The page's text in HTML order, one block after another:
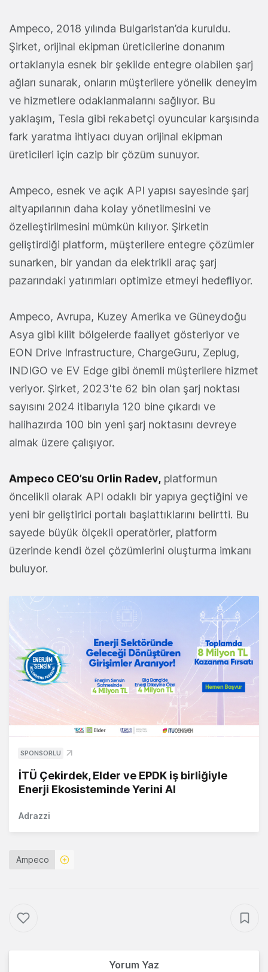
Ampeco, 2018 yılında Bulgaristan’da kuruldu.
Şirket, orijinal ekipman üreticilerine donanım
ortaklarıyla esnek bir şekilde entegre olabilen şarj
ağları sunarak, onların müşterilere yönelik deneyim
ve hizmetlere odaklanmalarını sağlıyor. Bu
yaklaşım, Tesla gibi rekabetçi oyuncular karşısında
fark yaratma ihtiyacı duyan orijinal ekipman
üreticileri için cazip bir çözüm sunuyor.
Ampeco, esnek ve açık API yapısı sayesinde şarj
altyapılarının daha kolay yönetilmesini ve
özelleştirilmesini mümkün kılıyor. Şirketin
geliştirdiği platform, müşterilere entegre çözümler
sunarken, bir yandan da elektrikli araç şarj
pazarındaki yatırımları optimize etmeyi hedefliyor.
Ampeco, Avrupa, Kuzey Amerika ve Güneydoğu
Asya gibi kilit bölgelerde faaliyet gösteriyor ve
EON Drive Infrastructure, ChargeGuru, Zeplug,
INDIGO ve EV Edge gibi önemli müşterilere hizmet
veriyor. Şirket, 2023'te 62 bin olan şarj noktası
sayısını 2024 itibarıyla 120 bine çıkardı ve
halihazırda 100 bin yeni şarj noktasını devreye
almak üzere çalışıyor.
Ampeco CEO’su Orlin Radev, platformun
öncelikli olarak API odaklı bir yapıya geçtiğini ve
yeni bir geliştirici portalı başlattıklarını belirtti. Bu
sayede büyük ölçekli operatörler, platform
üzerinde kendi özel çözümlerini oluşturma imkanı
buluyor.
SPONSORLU
İTÜ Çekirdek, Elder ve EPDK iş birliğiyle
Enerji Ekosisteminde Yerini Al
Adrazzi
Ampeco
Yorum Yaz